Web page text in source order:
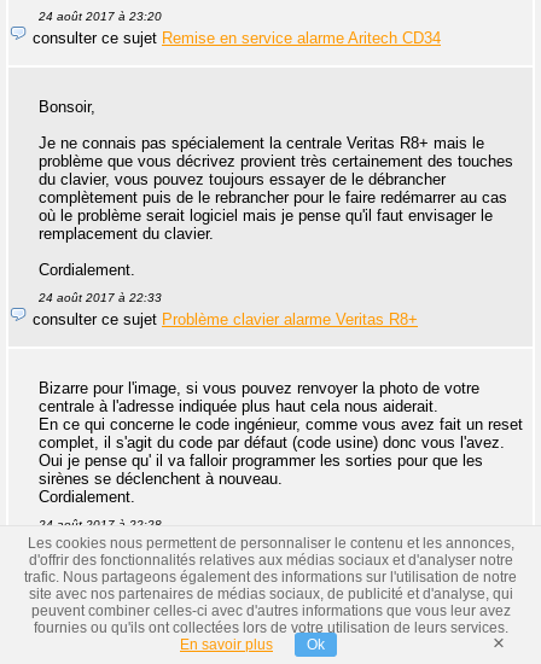
24 août 2017 à 23:20
consulter ce sujet Remise en service alarme Aritech CD34
Bonsoir,
Je ne connais pas spécialement la centrale Veritas R8+ mais le
problème que vous décrivez provient très certainement des touches
du clavier, vous pouvez toujours essayer de le débrancher
complètement puis de le rebrancher pour le faire redémarrer au cas
où le problème serait logiciel mais je pense qu'il faut envisager le
remplacement du clavier.
Cordialement.
24 août 2017 à 22:33
consulter ce sujet Problème clavier alarme Veritas R8+
Bizarre pour l'image, si vous pouvez renvoyer la photo de votre
centrale à l'adresse indiquée plus haut cela nous aiderait.
En ce qui concerne le code ingénieur, comme vous avez fait un reset
complet, il s'agit du code par défaut (code usine) donc vous l'avez.
Oui je pense qu' il va falloir programmer les sorties pour que les
sirènes se déclenchent à nouveau.
Cordialement.
24 août 2017 à 22:28
consulter ce sujetRemise en service alarme Aritech CD34
Bonsoir,
Pourriez-vous nous envoyer une photo de l'intérieur de la centrale
Les cookies nous permettent de personnaliser le contenu et les annonces,
d'offrir des fonctionnalités relatives aux médias sociaux et d'analyser notre
trafic. Nous partageons également des informations sur l'utilisation de notre
site avec nos partenaires de médias sociaux, de publicité et d'analyse, qui
peuvent combiner celles-ci avec d'autres informations que vous leur avez
fournies ou qu'ils ont collectées lors de votre utilisation de leurs services.
En savoir plus
Ok ×